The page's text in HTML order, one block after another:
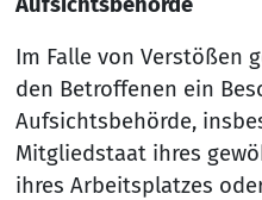
Im Falle von Verstößen
den Betroffenen ein
Aufsichtsbehörde,
Mitgliedstaat ihres
ihres Arbeitsplatzes